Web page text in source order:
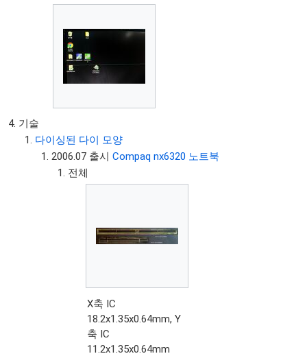
기술
다이싱된 다이 모양
2006.07 출시Compaq nx6320 노트북
전체
X축 IC
18.2x1.35x0.64mm, Y
축 IC
11.2x1.35x0.64mm